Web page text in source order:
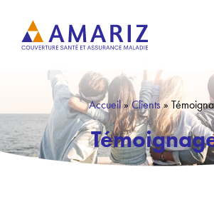
Accueil»Clients»